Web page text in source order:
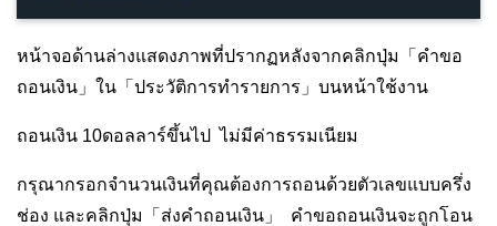
หน้าจอด้านล่างแสดงภาพที่ปรากฏหลังจากคลิกปุ่ม「คำขอ
ถอนเงิน」ใน「ประวัติการทำรายการ」บนหน้าใช้งาน
ถอนเงิน 10ดอลลาร์ขึ้นไป ไม่มีค่าธรรมเนียม
กรุณากรอกจำนวนเงินที่คุณต้องการถอนด้วยตัวเลขแบบครึ่ง
ช่อง และคลิกปุ่ม「ส่งคำถอนเงิน」 คำขอถอนเงินจะถูกโอน